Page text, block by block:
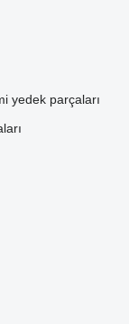
yedek parçaları